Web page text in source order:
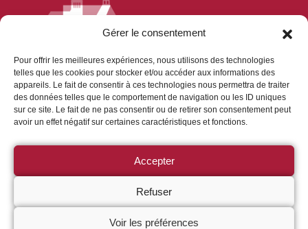
Gérer le consentement
Pour offrir les meilleures expériences, nous utilisons des technologies
telles que les cookies pour stocker et/ou accéder aux informations des
appareils. Le fait de consentir à ces technologies nous permettra de traiter
des données telles que le comportement de navigation ou les ID uniques
sur ce site. Le fait de ne pas consentir ou de retirer son consentement peut
avoir un effet négatif sur certaines caractéristiques et fonctions.
Accepter
Refuser
Voir les préférences
Le Belvédère de Saint-Benoît-sur-Loire, espace
interactif dédié à l’histoire et à l’architecture de
l’abbaye de Fleury, vous invite à un voyage
immersif entre médiation numérique et
architectures millénaires.